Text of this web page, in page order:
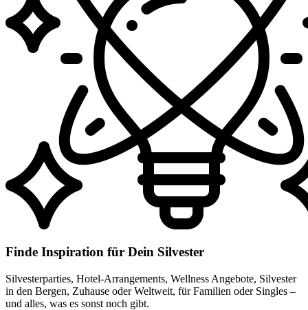
Finde Inspiration für Dein Silvester
Silvesterparties, Hotel-Arrangements, Wellness Angebote, Silvester
in den Bergen, Zuhause oder Weltweit, für Familien oder Singles –
und alles, was es sonst noch gibt.